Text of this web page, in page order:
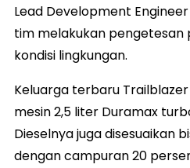
Lead Development
tim melakukan pengetesan
kondisi lingkungan.
Keluarga terbaru
mesin 2,5 liter Duramax
Dieselnya juga disesuaikan
dengan campuran 20